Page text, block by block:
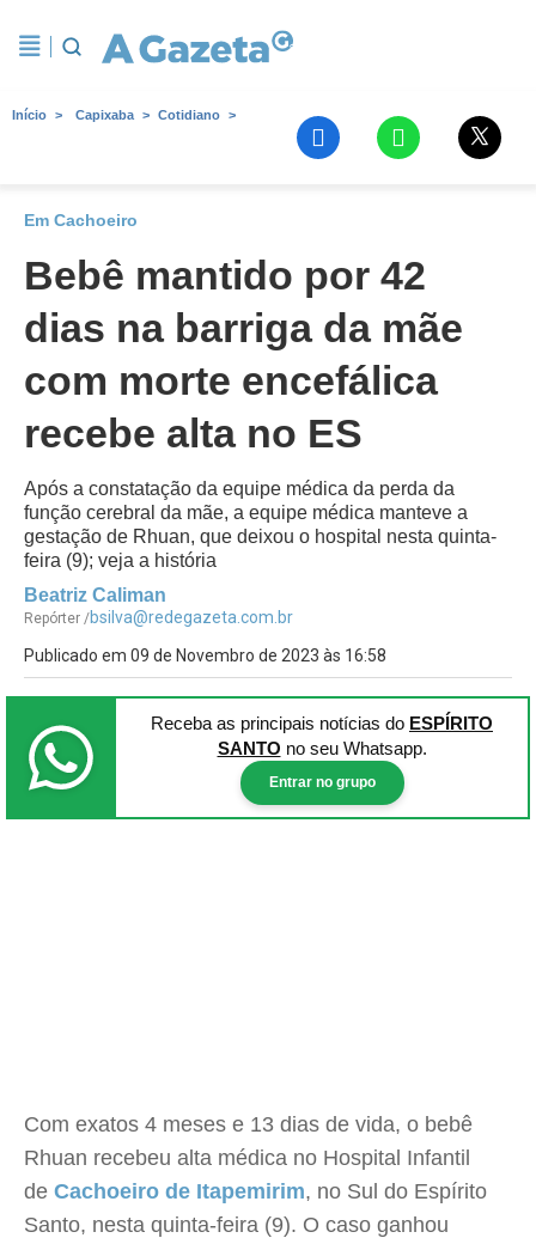
Início Capixaba Cotidiano
Em Cachoeiro
Bebê mantido por 42
dias na barriga da mãe
com morte encefálica
recebe alta no ES
Após a constatação da equipe médica da perda da
função cerebral da mãe, a equipe médica manteve a
gestação de Rhuan, que deixou o hospital nesta quinta-
feira (9); veja a história
Beatriz Caliman
Repórter /bsilva@redegazeta.com.br
Publicado em 09 de Novembro de 2023 às 16:58
Receba as principais notícias do ESPÍRITO
SANTO no seu Whatsapp.
Entrar no grupo
Com exatos 4 meses e 13 dias de vida, o bebê
Rhuan recebeu alta médica no Hospital Infantil
de Cachoeiro de Itapemirim, no Sul do Espírito
Santo, nesta quinta-feira (9). O caso ganhou